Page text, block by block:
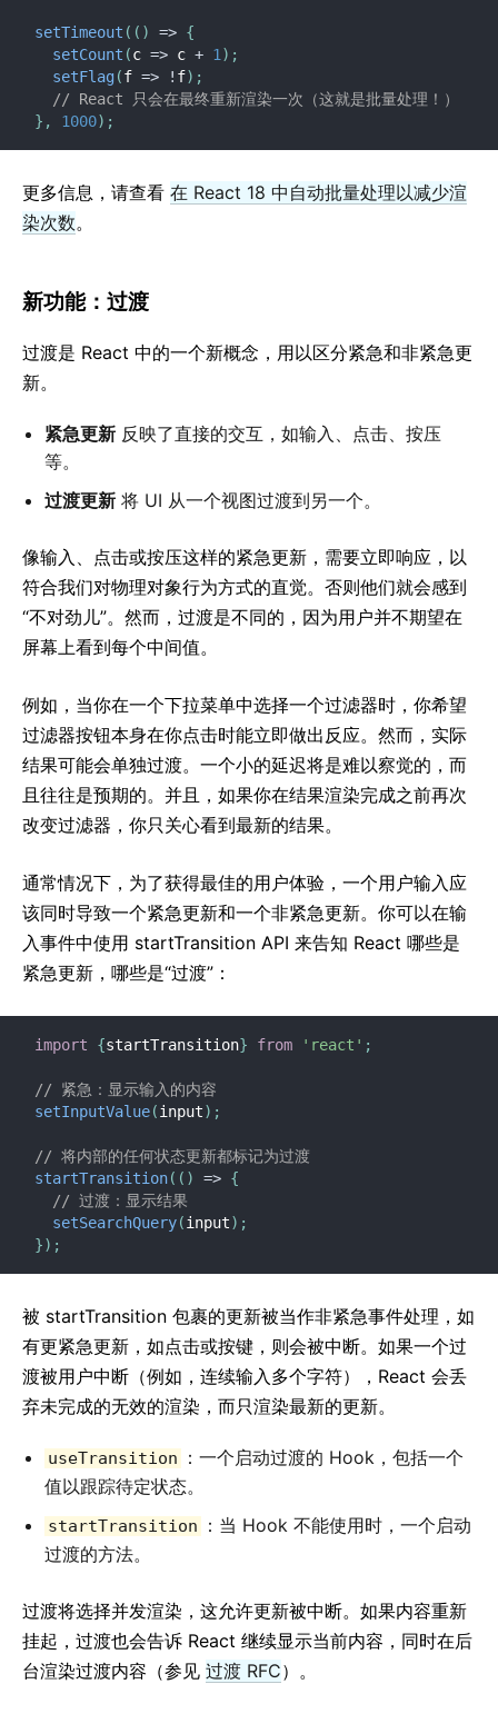
setTimeout ( ( ) => {
setCount (c => c + 1 ) ;
setFlag(f => ! f) ;
// React 只会在最终重新渲染一次（这就是批量处理！）
} , 1000) ;
更多信息，请查看 在 React 18 中自动批量处理以减少渲
染次数。
新功能：过渡
过渡是 React 中的一个新概念，用以区分紧急和非紧急更
新。
紧急更新 反映了直接的交互，如输入、点击、按压
等。
过渡更新 将 UI 从一个视图过渡到另一个。
像输入、点击或按压这样的紧急更新，需要立即响应，以
符合我们对物理对象行为方式的直觉。否则他们就会感到
“不对劲儿”。然而，过渡是不同的，因为用户并不期望在
屏幕上看到每个中间值。
例如，当你在一个下拉菜单中选择一个过滤器时，你希望
过滤器按钮本身在你点击时能立即做出反应。然而，实际
结果可能会单独过渡。一个小的延迟将是难以察觉的，而
且往往是预期的。并且，如果你在结果渲染完成之前再次
改变过滤器，你只关心看到最新的结果。
通常情况下，为了获得最佳的用户体验，一个用户输入应
该同时导致一个紧急更新和一个非紧急更新。你可以在输
入事件中使用 startTransition API 来告知 React 哪些是
紧急更新，哪些是“过渡”：
import {startTransition} from 'react' ;
// 紧急：显示输入的内容
setInputValue(input) ;
// 将内部的任何状态更新都标记为过渡
startTransition( ( ) => {
// 过渡：显示结果
setSearchQuery(input) ;
}) ;
被 startTransition 包裹的更新被当作非紧急事件处理，如
有更紧急更新，如点击或按键，则会被中断。如果一个过
渡被用户中断（例如，连续输入多个字符），React 会丢
弃未完成的无效的渲染，而只渲染最新的更新。
useTransition
：一个启动过渡的 Hook，包括一个
值以跟踪待定状态。
startTransition
：当 Hook 不能使用时，一个启动
过渡的方法。
过渡将选择并发渲染，这允许更新被中断。如果内容重新
挂起，过渡也会告诉 React 继续显示当前内容，同时在后
台渲染过渡内容（参见 过渡 RFC）。